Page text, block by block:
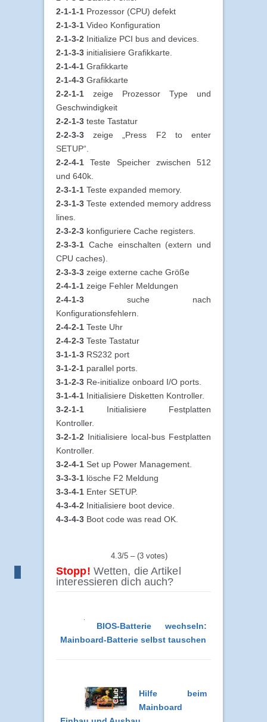
2-1-1-1 Prozessor (CPU) defekt
2-1-3-1 Video Konfiguration
2-1-3-2 Initialize PCI bus and devices.
2-1-3-3 initialisiere Grafikkarte.
2-1-4-1 Grafikkarte
2-1-4-3 Grafikkarte
2-2-1-1 zeige Prozessor Type und
Geschwindigkeit
2-2-1-3 teste Tastatur
2-2-3-3 zeige „Press F2 to enter
SETUP“.
2-2-4-1 Teste Speicher zwischen 512
und 640k.
2-3-1-1 Teste expanded memory.
2-3-1-3 Teste extended memory address
lines.
2-3-2-3 konfiguriere Cache registers.
2-3-3-1 Cache einschalten (extern und
CPU caches).
2-3-3-3 zeige externe cache Größe
2-4-1-1 zeige Fehler Meldungen
2-4-1-3 suche nach
Konfigurationsfehlern.
2-4-2-1 Teste Uhr
2-4-2-3 Teste Tastatur
3-1-1-3 RS232 port
3-1-2-1 parallel ports.
3-1-2-3 Re-initialize onboard I/O ports.
3-1-4-1 Initialisiere Disketten Kontroller.
3-2-1-1 Initialisiere Festplatten
Kontroller.
3-2-1-2 Initialisiere local-bus Festplatten
Kontroller.
3-2-4-1 Set up Power Management.
3-3-3-1 lösche F2 Meldung
3-3-4-1 Enter SETUP.
4-3-4-2 Initialisiere boot device.
4-3-4-3 Boot code was read OK.
4.3/5 – (3 votes)
Stopp! Wetten, die Artikel
interessieren dich auch?
BIOS-Batterie wechseln:
Mainboard-Batterie selbst tauschen
Hilfe beim
Mainboard